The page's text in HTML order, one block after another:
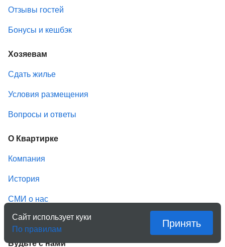
Отзывы гостей
Бонусы и кешбэк
Хозяевам
Сдать жилье
Условия размещения
Вопросы и ответы
О Квартирке
Компания
История
СМИ о нас
Вакансии
Будьте с нами
Сайт использует куки
По правилам
Принять